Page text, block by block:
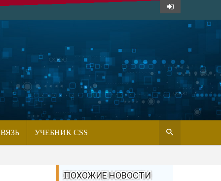
УЧЕБНИК CSS
ПОХОЖИЕ НОВОСТИ